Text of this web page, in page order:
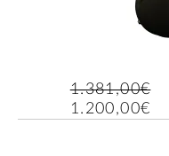
1.381,00€
1.200,00€